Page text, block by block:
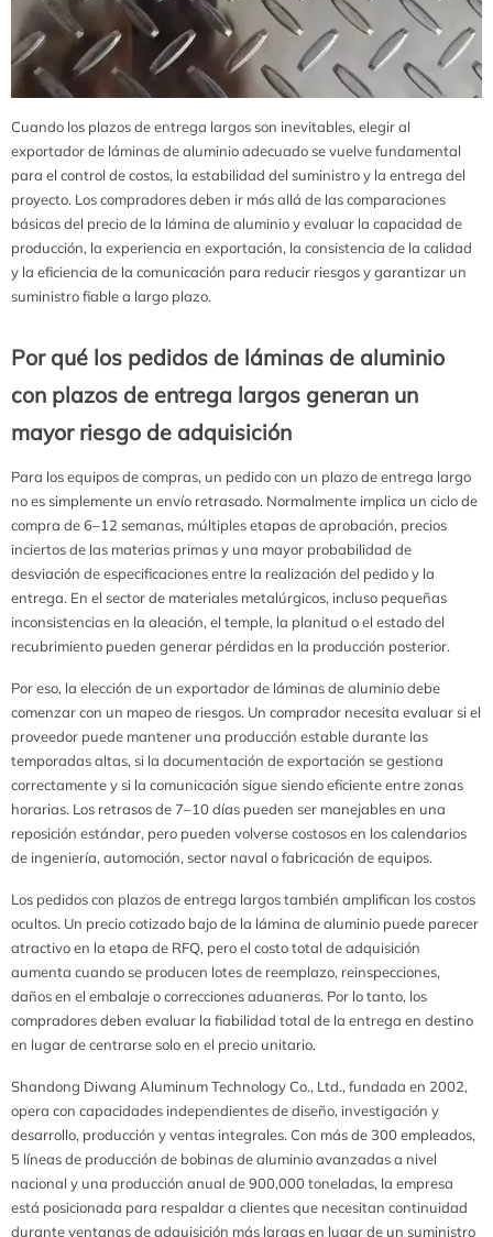
Cuando los plazos de entrega largos son inevitables, elegir al
exportador de láminas de aluminio adecuado se vuelve fundamental
para el control de costos, la estabilidad del suministro y la entrega del
proyecto. Los compradores deben ir más allá de las comparaciones
básicas del precio de la lámina de aluminio y evaluar la capacidad de
producción, la experiencia en exportación, la consistencia de la calidad
y la eficiencia de la comunicación para reducir riesgos y garantizar un
suministro fiable a largo plazo.
Por qué los pedidos de láminas de aluminio
con plazos de entrega largos generan un
mayor riesgo de adquisición
Para los equipos de compras, un pedido con un plazo de entrega largo
no es simplemente un envío retrasado. Normalmente implica un ciclo de
compra de 6–12 semanas, múltiples etapas de aprobación, precios
inciertos de las materias primas y una mayor probabilidad de
desviación de especificaciones entre la realización del pedido y la
entrega. En el sector de materiales metalúrgicos, incluso pequeñas
inconsistencias en la aleación, el temple, la planitud o el estado del
recubrimiento pueden generar pérdidas en la producción posterior.
Por eso, la elección de un exportador de láminas de aluminio debe
comenzar con un mapeo de riesgos. Un comprador necesita evaluar si el
proveedor puede mantener una producción estable durante las
temporadas altas, si la documentación de exportación se gestiona
correctamente y si la comunicación sigue siendo eficiente entre zonas
horarias. Los retrasos de 7–10 días pueden ser manejables en una
reposición estándar, pero pueden volverse costosos en los calendarios
de ingeniería, automoción, sector naval o fabricación de equipos.
Los pedidos con plazos de entrega largos también amplifican los costos
ocultos. Un precio cotizado bajo de la lámina de aluminio puede parecer
atractivo en la etapa de RFQ, pero el costo total de adquisición
aumenta cuando se producen lotes de reemplazo, reinspecciones,
daños en el embalaje o correcciones aduaneras. Por lo tanto, los
compradores deben evaluar la fiabilidad total de la entrega en destino
en lugar de centrarse solo en el precio unitario.
Shandong Diwang Aluminum Technology Co., Ltd., fundada en 2002,
opera con capacidades independientes de diseño, investigación y
desarrollo, producción y ventas integrales. Con más de 300 empleados,
5 líneas de producción de bobinas de aluminio avanzadas a nivel
nacional y una producción anual de 900,000 toneladas, la empresa
está posicionada para respaldar a clientes que necesitan continuidad
durante ventanas de adquisición más largas en lugar de un suministro